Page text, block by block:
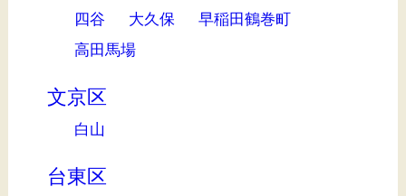
四谷 大久保
早稲田鶴巻町
高田馬場
文京区
白山
台東区